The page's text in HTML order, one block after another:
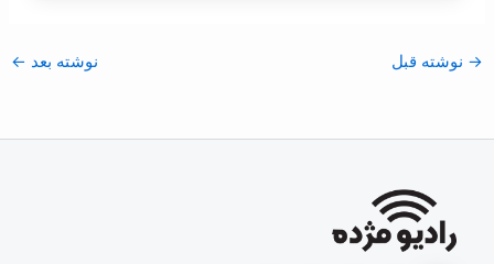
→ نوشته قبل نوشته بعد ←